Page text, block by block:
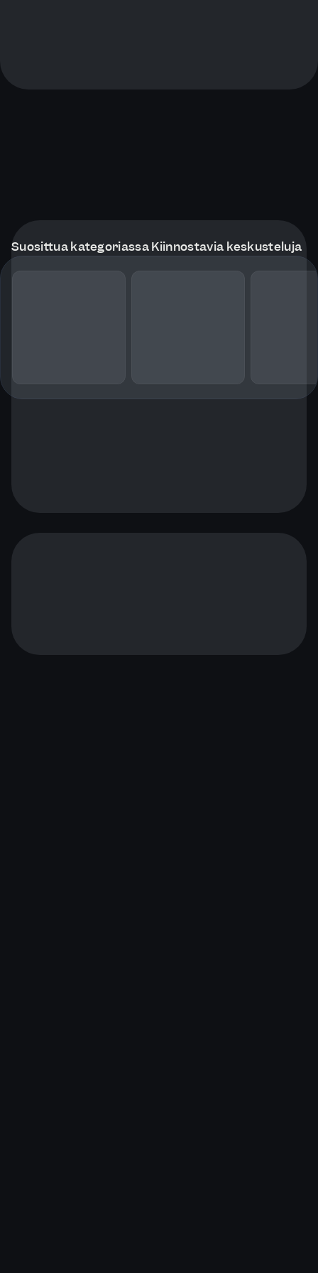
Suosittua kategoriassa Kiinnostavia keskusteluja